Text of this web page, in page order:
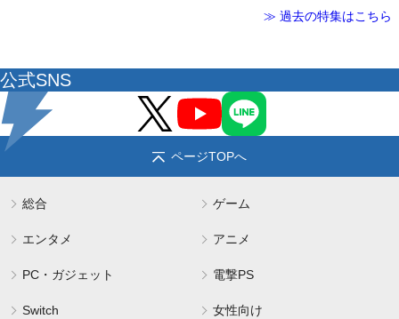
≫ 過去の特集はこちら
公式SNS
ページTOPへ
総合 ゲーム
エンタメ アニメ
PC・ガジェット 電撃PS
Switch 女性向け